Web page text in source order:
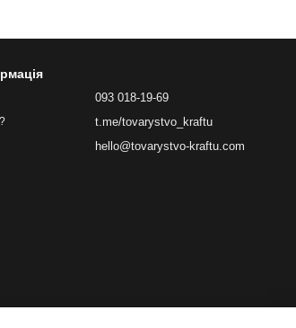
093 018-19-69
t.me/tovarystvo_kraftu
hello@tovarystvo-kraftu.com